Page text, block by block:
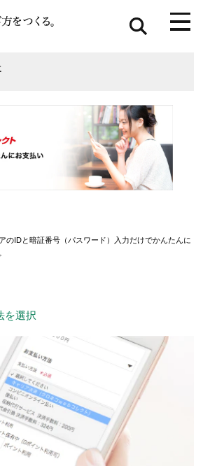
のIDと暗証番号（パスワード）入力だけでかんたんに
を選択